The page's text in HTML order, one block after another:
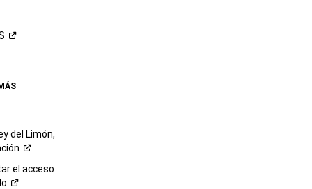
del Limón,
el acceso